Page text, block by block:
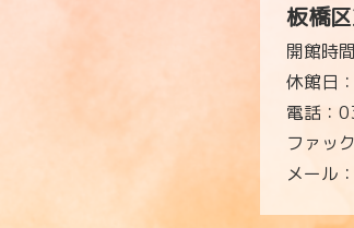
板橋
開館時
休館日
電話：
ファッ
メール